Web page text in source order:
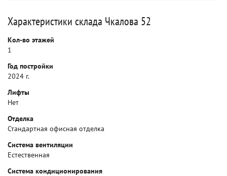
Характеристики склада Чкалова 52
Кол-во этажей
1
Год постройки
2024 г.
Лифты
Нет
Отделка
Стандартная офисная отделка
Система вентиляции
Естественная
Система кондиционирования